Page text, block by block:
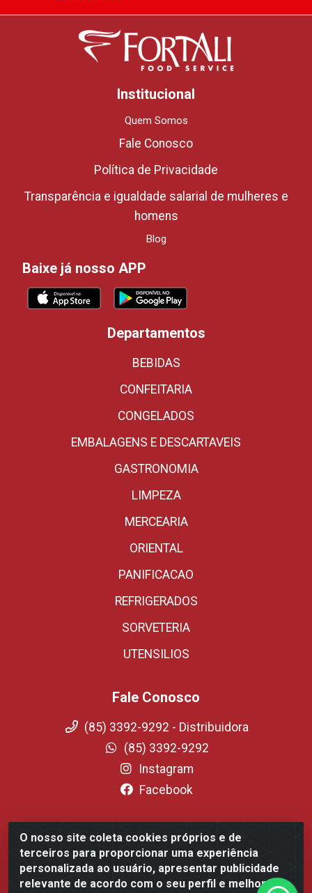
O nosso site coleta cookies próprios e de
terceiros para proporcionar uma experiência
personalizada ao usuário, apresentar publicidade
relevante de acordo com o seu perfil e melhorar a
Institucional
Quem Somos
Fale Conosco
Política de Privacidade
Transparência e igualdade salarial de mulheres e
homens
Blog
Baixe já nosso APP
Departamentos
BEBIDAS
CONFEITARIA
CONGELADOS
EMBALAGENS E DESCARTAVEIS
GASTRONOMIA
LIMPEZA
MERCEARIA
ORIENTAL
PANIFICACAO
REFRIGERADOS
SORVETERIA
UTENSILIOS
Fale Conosco
(85) 3392-9292 - Distribuidora
(85) 3392-9292
Instagram
Facebook
Fortali Distribuidora de Alimentos LTDA - Avenida
Tomaz Coelho, 1268 - Messejana, Fortaleza/CE - CEP
60.863-254- CNPJ 09.317.318.0001-75